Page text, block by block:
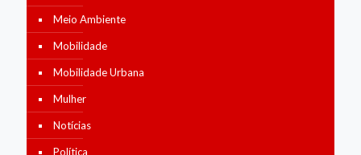
Meio Ambiente
Mobilidade
Mobilidade Urbana
Mulher
Notícias
Política